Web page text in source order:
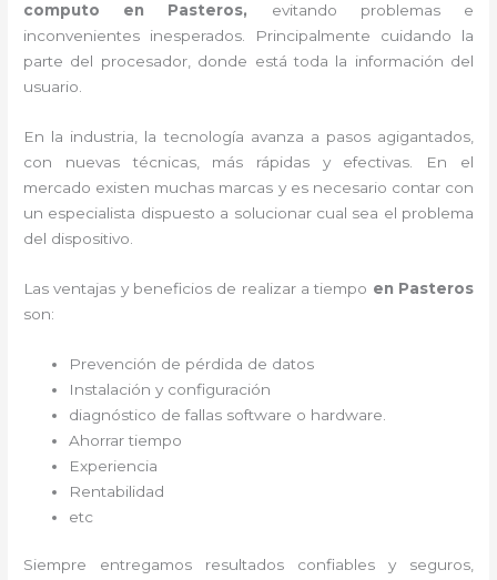
computo en Pasteros, evitando problemas e
inconvenientes inesperados. Principalmente cuidando la
parte del procesador, donde está toda la información del
usuario.
En la industria, la tecnología avanza a pasos agigantados,
con nuevas técnicas, más rápidas y efectivas . En el
mercado existen muchas marcas y es necesario contar con
un especialista dispuesto a solucionar cual sea el problema
del dispositivo.
Las ventajas y beneficios de realizar a tiempo en Pasteros
son:
Prevención de pérdida de datos
Instalación y configuración
diagnóstico de fallas software o hardware
Ahorrar tiempo
Experiencia
Rentabilidad
etc
Siempre entregamos resultados confiables y seguros,